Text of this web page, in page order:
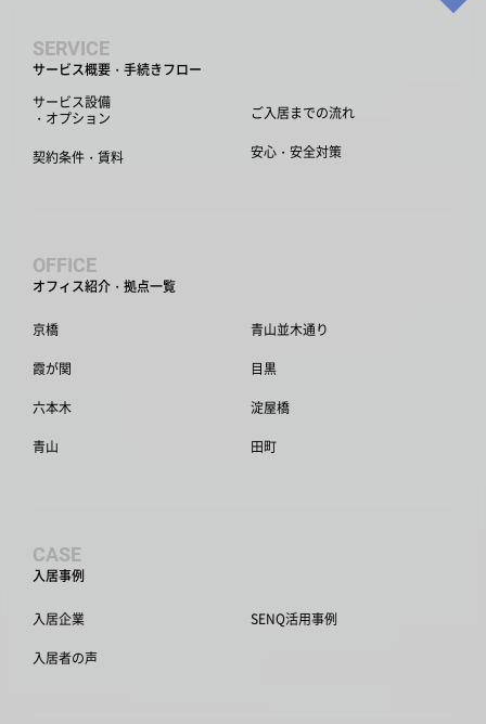
SERVICE
サービス概要・手続きフロー
サービス設備
・オプション
契約条件・賃料
ご入居までの流れ
安心・安全対策
OFFICE
オフィス紹介・拠点一覧
京橋
霞が関
六本木
青山
青山並木通り
目黒
淀屋橋
田町
CASE
入居事例
入居企業
入居者の声
SENQ活用事例